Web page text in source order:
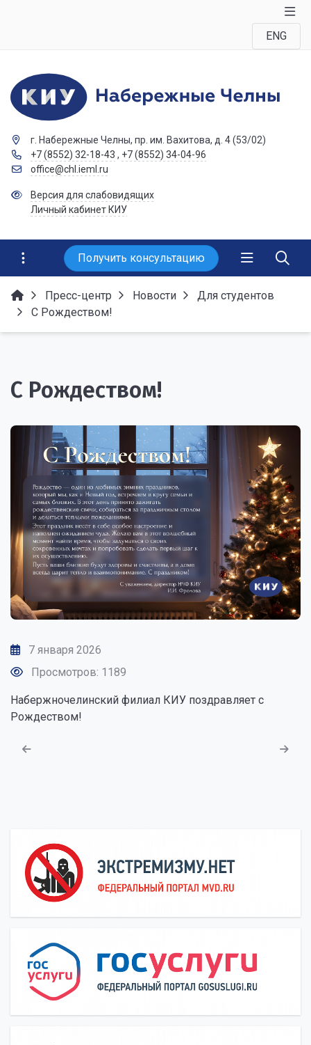
ENG
г. Набережные Челны, пр. им. Вахитова, д. 4 (53/02)
+7 (8552) 32-18-43 , +7 (8552) 34-04-96
office@chl.ieml.ru
Версия для слабовидящих
Личный кабинет КИУ
Получить консультацию
Пресс-центр Новости
Для студентов
С Рождеством!
С Рождеством!
7 января 2026
Просмотров: 1189
Набержночелинский филиал КИУ поздравляет с
Рождеством!